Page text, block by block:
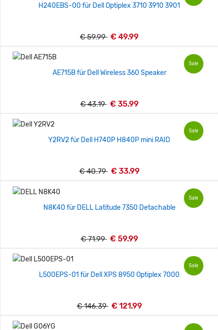
H240EBS-00 für Dell Optiplex 3710 3910 3901
€ 59.99 € 49.99
Sale
AE715B für Dell Wireless 360 Speaker
€ 43.19 € 35.99
Sale
Y2RV2 für Dell H740P H840P mini RAID
€ 40.79 € 33.99
Sale
N8K40 für DELL Latitude 7350 Detachable
€ 71.99 € 59.99
Sale
L500EPS-01 für Dell XPS 8950 Optiplex 7000
€ 146.39 € 121.99